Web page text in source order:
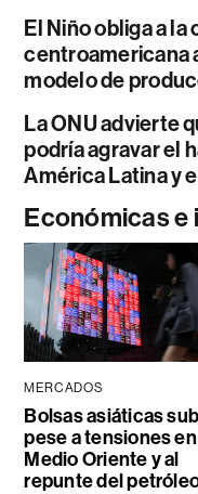
El Niño obliga a
centroamericana
modelo de
La ONU advierte
podría agravar el
América Latina y
Económicas e
MERCADOS
Bolsas asiáticas
pese a tensiones en
Medio Oriente y al
repunte del